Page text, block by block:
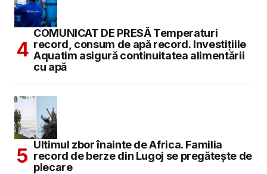
COMUNICAT DE PRESĂ Temperaturi
record, consum de apă record. Investițiile
Aquatim asigură continuitatea alimentării
cu apă
Ultimul zbor înainte de Africa. Familia
record de berze din Lugoj se pregătește de
plecare